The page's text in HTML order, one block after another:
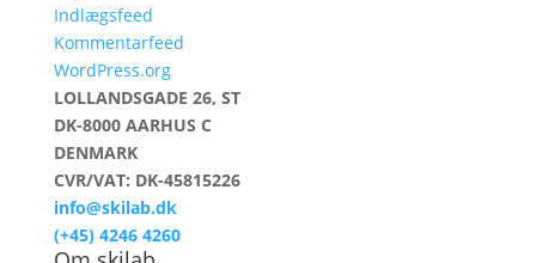
Indlægsfeed
Kommentarfeed
WordPress.org
LOLLANDSGADE 26, ST
DK-8000 AARHUS C
DENMARK
CVR/VAT: DK-45815226
info@skilab.dk
(+45) 4246 4260